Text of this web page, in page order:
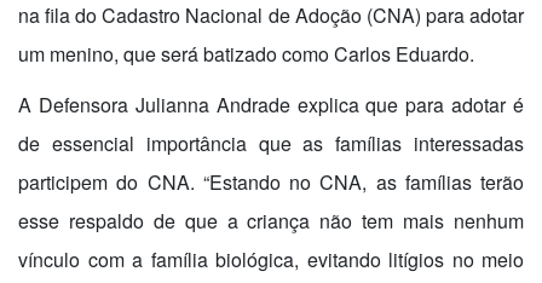
na fila do Cadastro Nacional de Adoção (CNA) para adotar
um menino, que será batizado como Carlos Eduardo.
A Defensora Julianna Andrade explica que para adotar é
de essencial importância que as famílias interessadas
participem do CNA. “Estando no CNA, as famílias terão
esse respaldo de que a criança não tem mais nenhum
vínculo com a família biológica, evitando litígios no meio